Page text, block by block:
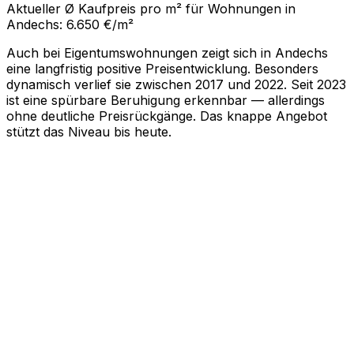
Aktueller Ø Kaufpreis pro m² für Wohnungen in
Andechs: 6.650 €/m²
Auch bei Eigentumswohnungen zeigt sich in Andechs
eine langfristig positive Preisentwicklung. Besonders
dynamisch verlief sie zwischen 2017 und 2022. Seit 2023
ist eine spürbare Beruhigung erkennbar — allerdings
ohne deutliche Preisrückgänge. Das knappe Angebot
stützt das Niveau bis heute.